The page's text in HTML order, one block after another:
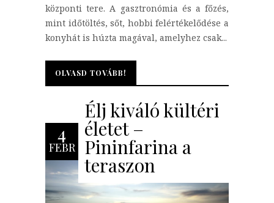
központi tere. A gasztronómia és a főzés,
mint időtöltés, sőt, hobbi felértékelődése a
konyhát is húzta magával, amelyhez csak...
OLVASD TOVÁBB!
OLVASD TOVÁBB!
4
FEBR
Élj kiváló kültéri
életet –
Pininfarina a
teraszon